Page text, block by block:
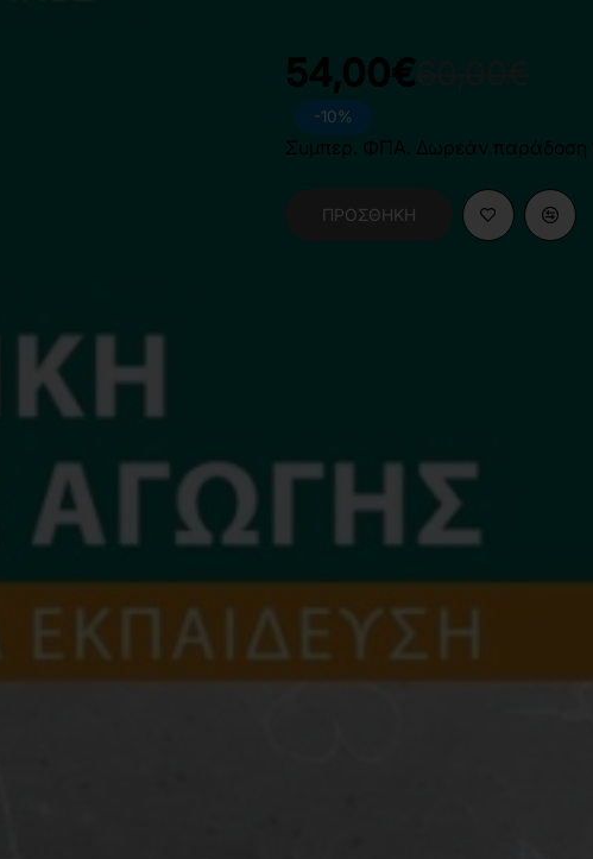
-10%
54,00€
Συμπερ. ΦΠΑ. Δωρεάν παράδοση
ΠΡΟΣΘΉΚΗ
Ελληνικά
Διαστάσεις
17x24 cm
Εσωτερικό Βιβλίου
Έγχρωμο
2022
Κωδικός Ευδόξου
112691923